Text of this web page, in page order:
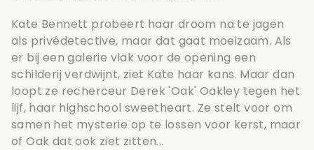
Kate Bennett probeert haar droom na te jagen
als privédetective, maar dat gaat moeizaam. Als
er bij een galerie vlak voor de opening een
schilderij verdwijnt, ziet Kate haar kans. Maar dan
loopt ze recherceur Derek 'Oak' Oakley tegen het
lijf, haar highschool sweetheart. Ze stelt voor om
samen het mysterie op te lossen voor kerst, maar
of Oak dat ook ziet zitten...